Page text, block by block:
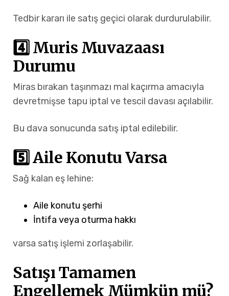
Tedbir kararı ile satış geçici olarak durdurulabilir.
4️⃣ Muris Muvazaası
Durumu
Miras bırakan taşınmazı mal kaçırma amacıyla
devretmişse tapu iptal ve tescil davası açılabilir.
Bu dava sonucunda satış iptal edilebilir.
5️⃣ Aile Konutu Varsa
Sağ kalan eş lehine:
Aile konutu şerhi
İntifa veya oturma hakkı
varsa satış işlemi zorlaşabilir.
Satışı Tamamen
Engellemek Mümkün mü?